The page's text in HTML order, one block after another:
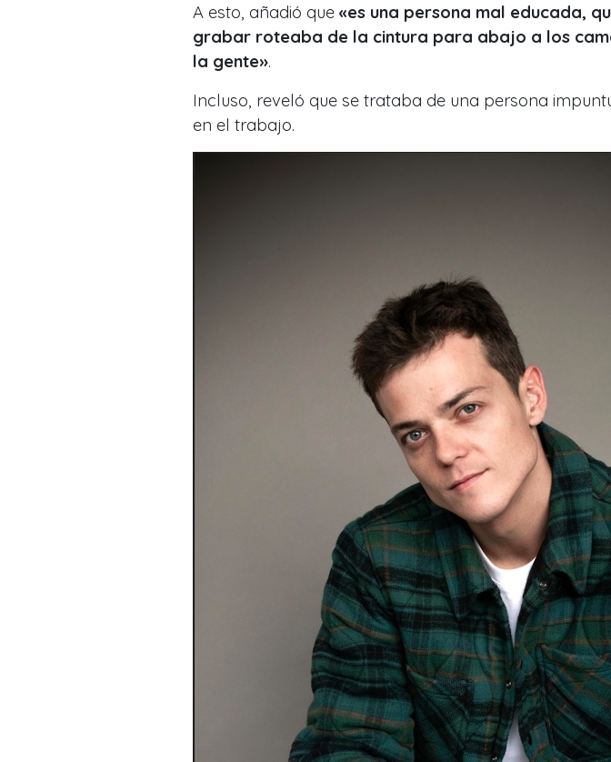
A esto, añadió que «es una persona mal educada,
grabar roteaba de la cintura para abajo a los
la gente».
Incluso, reveló que se trataba de una persona
en el trabajo.